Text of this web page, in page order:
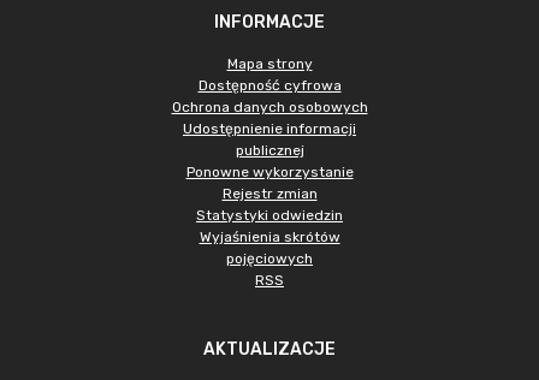
INFORMACJE
Mapa strony
Dostępność cyfrowa
Ochrona danych osobowych
Udostępnienie informacji
publicznej
Ponowne wykorzystanie
Rejestr zmian
Statystyki odwiedzin
Wyjaśnienia skrótów
pojęciowych
RSS
AKTUALIZACJE